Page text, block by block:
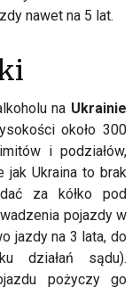
nawet na 5 lat.
na Ukrainie
około 300
i podziałów,
jak Ukraina to brak
za kółko pod
pojazdy w
jazdy na 3 lata, do
działań sądu).
pożyczy go